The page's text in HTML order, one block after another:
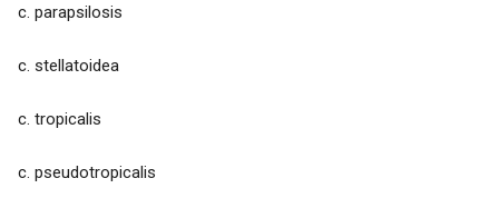
c. parapsilosis
c. stellatoidea
c. tropicalis
c. pseudotropicalis